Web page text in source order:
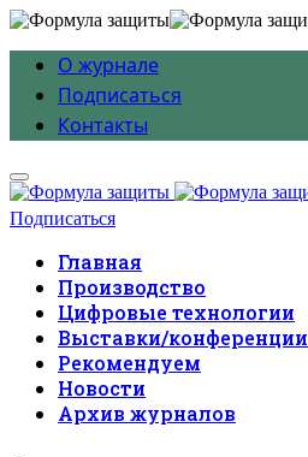
О журнале
Подписаться
Контакты
Подписаться
Главная
Производство
Цифровые технологии
Выставки/конференции
Рекомендуем
Новости
Архив журналов